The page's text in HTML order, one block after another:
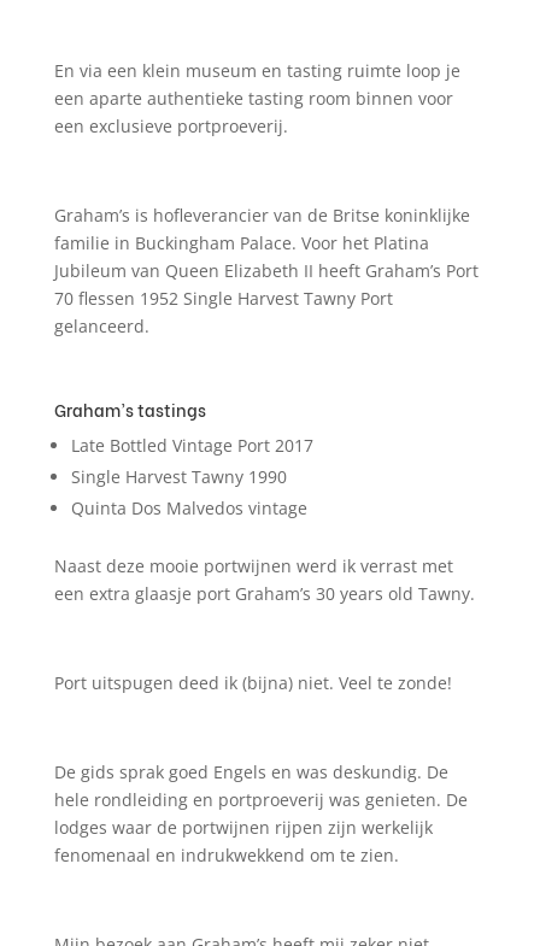
En via een klein museum en tasting ruimte loop je
een aparte authentieke tasting room binnen voor
een exclusieve portproeverij.
Graham’s is hofleverancier van de Britse koninklijke
familie in Buckingham Palace. Voor het Platina
Jubileum van Queen Elizabeth II heeft Graham’s Port
70 flessen 1952 Single Harvest Tawny Port
gelanceerd.
Graham’s tastings
Late Bottled Vintage Port 2017
Single Harvest Tawny 1990
Quinta Dos Malvedos vintage
Naast deze mooie portwijnen werd ik verrast met
een extra glaasje port Graham’s 30 years old Tawny.
Port uitspugen deed ik (bijna) niet. Veel te zonde!
De gids sprak goed Engels en was deskundig. De
hele rondleiding en portproeverij was genieten. De
lodges waar de portwijnen rijpen zijn werkelijk
fenomenaal en indrukwekkend om te zien.